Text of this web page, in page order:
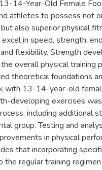
14-Year-Old Female
athletes to possess not
also superior physical
in speed, strength,
flexibility. Strength
overall physical training
theoretical foundations
with 13-14-year-old
developing exercises
including additional
group. Testing and
in physical
that incorporating
the regular training